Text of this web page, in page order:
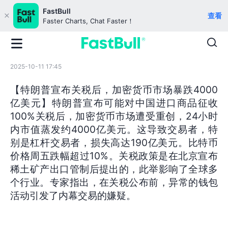
FastBull
Faster Charts, Chat Faster！
查看
2025-10-11 17:45
【特朗普宣布关税后，加密货币市场暴跌4000
亿美元】特朗普宣布可能对中国进口商品征收
100%关税后，加密货币市场遭受重创，24小时
内市值蒸发约4000亿美元。这导致交易者，特
别是杠杆交易者，损失高达190亿美元。比特币
价格周五跌幅超过10%。关税政策是在北京宣布
稀土矿产出口管制后提出的，此举影响了全球多
个行业。专家指出，在关税公布前，异常的钱包
活动引发了内幕交易的嫌疑。